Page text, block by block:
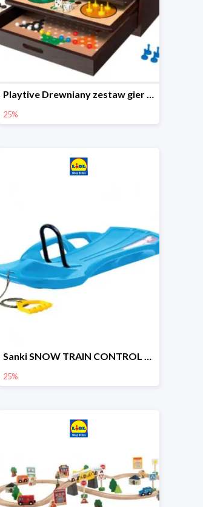
Playtive Drewniany zestaw gier 10 w 1
25%
Sanki SNOW TRAIN CONTROL -25%
25%